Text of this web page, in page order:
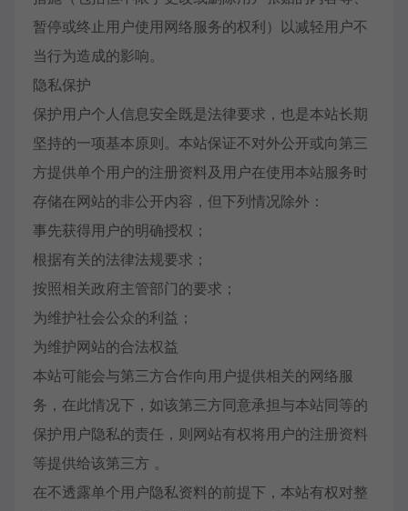
暂停或终止用户使用网络服务的权利）以减轻用户不
当行为造成的影响。
隐私保护
保护用户个人信息安全既是法律要求，也是本站长期
坚持的一项基本原则。本站保证不对外公开或向第三
方提供单个用户的注册资料及用户在使用本站服务时
存储在网站的非公开内容，但下列情况除外：
事先获得用户的明确授权；
根据有关的法律法规要求；
按照相关政府主管部门的要求；
为维护社会公众的利益；
为维护网站的合法权益
本站可能会与第三方合作向用户提供相关的网络服
务，在此情况下，如该第三方同意承担与本站同等的
保护用户隐私的责任，则网站有权将用户的注册资料
等提供给该第三方 。
在不透露单个用户隐私资料的前提下，本站有权对整